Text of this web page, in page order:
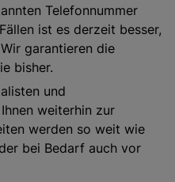
Telefonnummer
ist es derzeit besser,
garantieren die
bisher.
und
weiterhin zur
werden so weit wie
bei Bedarf auch vor